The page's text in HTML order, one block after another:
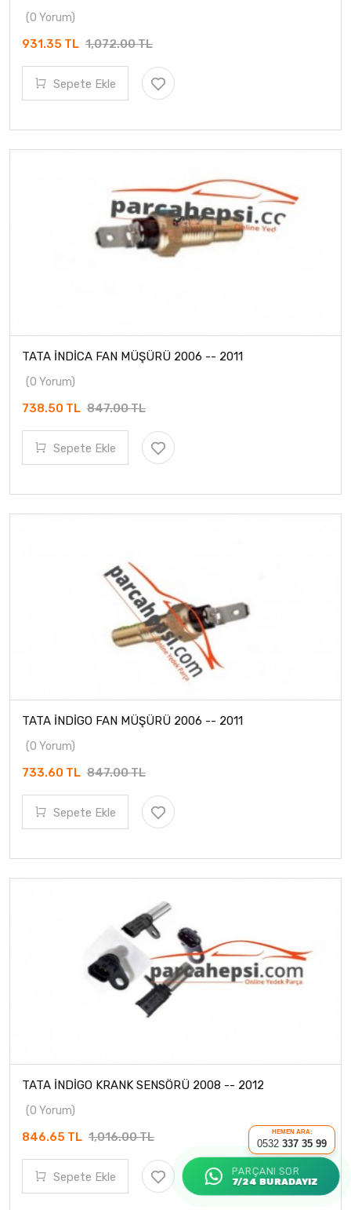
HEMEN ARA:
0532 337 35 99
PARÇANI SOR
7/24 BURADAYIZ
(0 Yorum)
931.35 TL 1,072.00 TL
Sepete Ekle
TATA İNDİCA FAN MÜŞÜRÜ 2006 -- 2011
(0 Yorum)
738.50 TL 847.00 TL
Sepete Ekle
TATA İNDİGO FAN MÜŞÜRÜ 2006 -- 2011
(0 Yorum)
733.60 TL 847.00 TL
Sepete Ekle
TATA İNDİGO KRANK SENSÖRÜ 2008 -- 2012
(0 Yorum)
846.65 TL 1,016.00 TL
Sepete Ekle